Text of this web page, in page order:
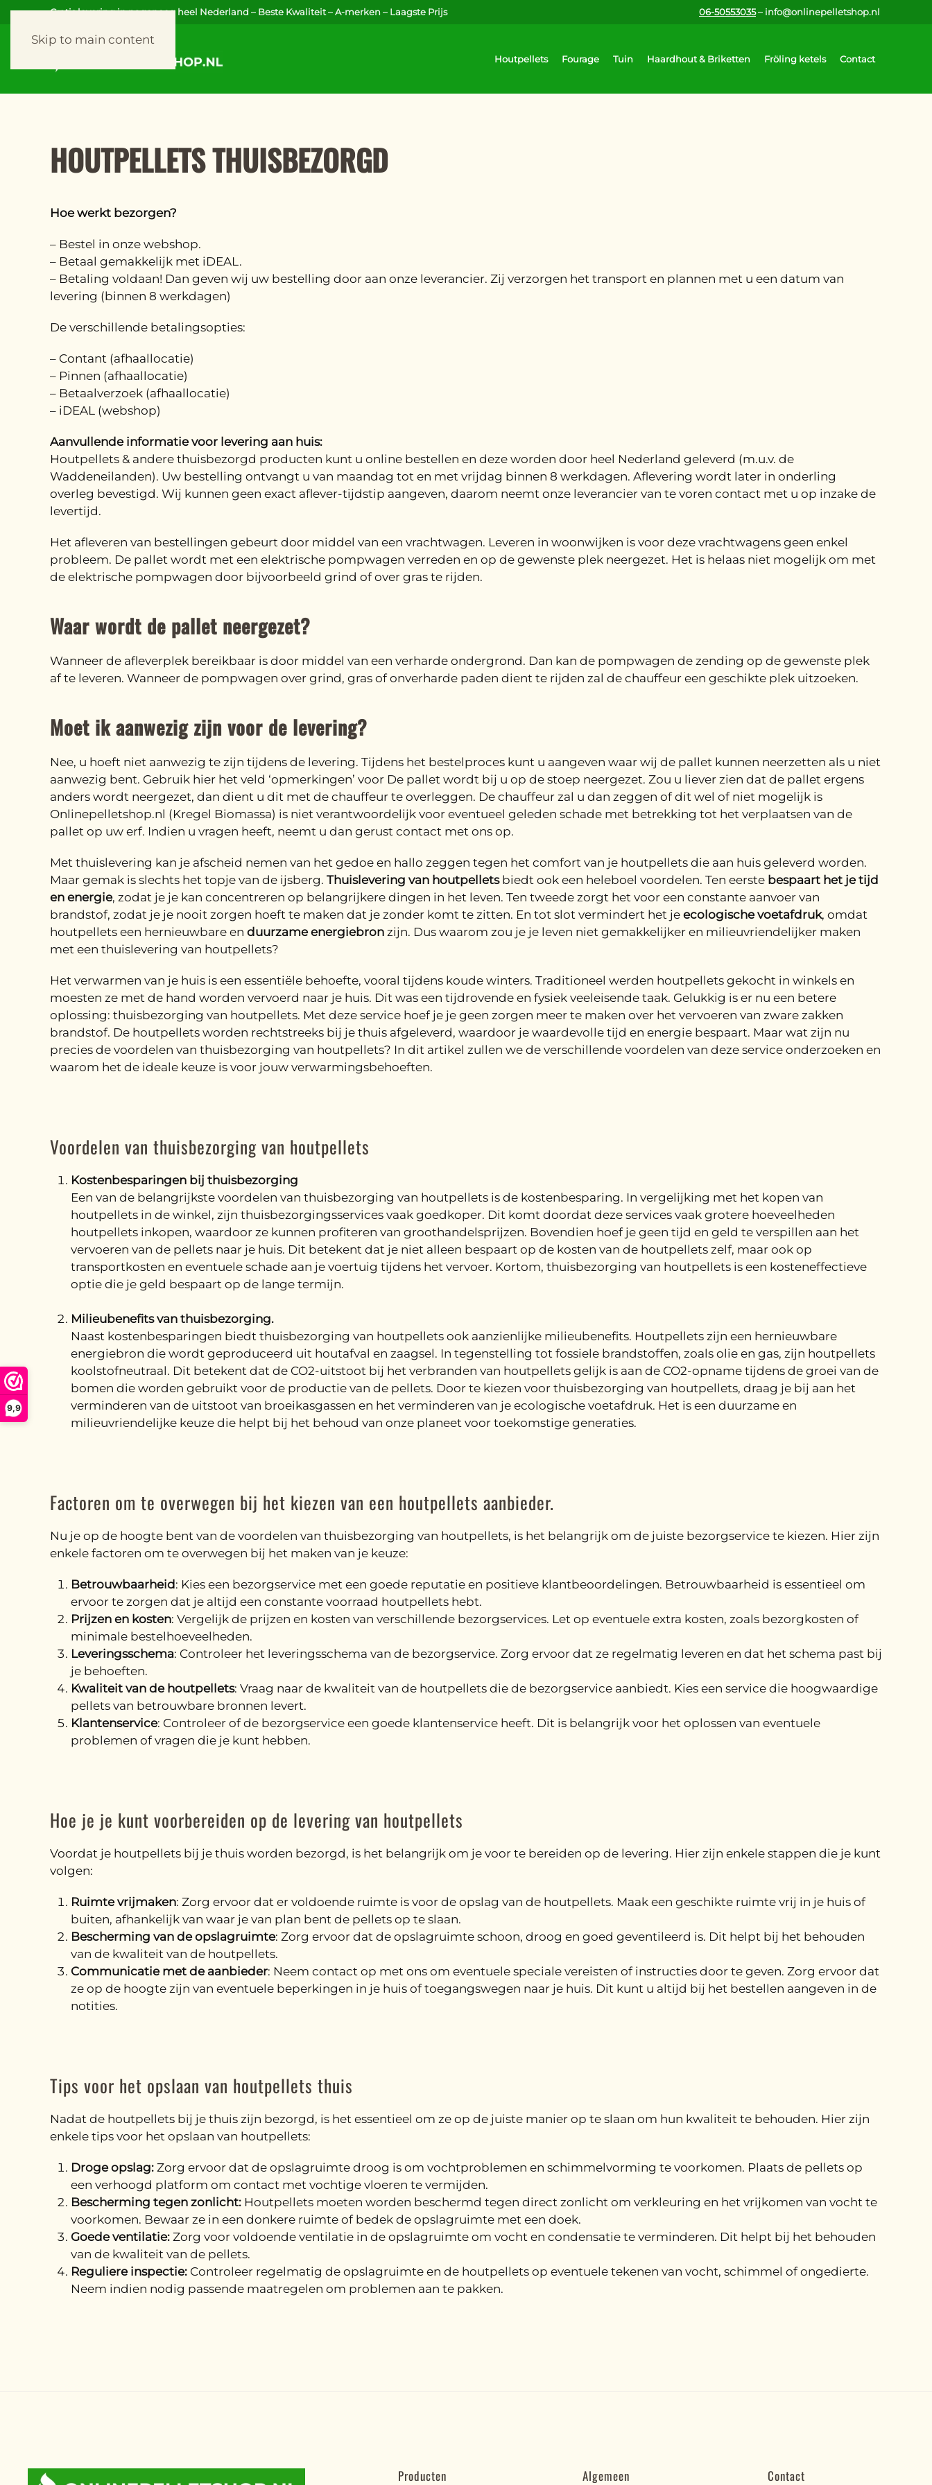
9,9
Skip to main content
Gratis levering in nagenoeg heel Nederland – Beste Kwaliteit – A-merken – Laagste Prijs 06-50553035– info@onlinepelletshop.nl
Houtpellets Fourage Tuin Haardhout & Briketten Fröling ketels Contact
HOUTPELLETS THUISBEZORGD
Hoe werkt bezorgen?
– Bestel in onze webshop.
– Betaal gemakkelijk met iDEAL.
– Betaling voldaan! Dan geven wij uw bestelling door aan onze leverancier. Zij verzorgen het transport en plannen met u een datum van
levering (binnen 8 werkdagen)
De verschillende betalingsopties:
– Contant (afhaallocatie)
– Pinnen (afhaallocatie)
– Betaalverzoek (afhaallocatie)
– iDEAL (webshop)
Aanvullende informatie voor levering aan huis:
Houtpellets & andere thuisbezorgd producten kunt u online bestellen en deze worden door heel Nederland geleverd (m.u.v. de
Waddeneilanden). Uw bestelling ontvangt u van maandag tot en met vrijdag binnen 8 werkdagen. Aflevering wordt later in onderling
overleg bevestigd. Wij kunnen geen exact aflever-tijdstip aangeven, daarom neemt onze leverancier van te voren contact met u op inzake de
levertijd.
Het afleveren van bestellingen gebeurt door middel van een vrachtwagen. Leveren in woonwijken is voor deze vrachtwagens geen enkel
probleem. De pallet wordt met een elektrische pompwagen verreden en op de gewenste plek neergezet. Het is helaas niet mogelijk om met
de elektrische pompwagen door bijvoorbeeld grind of over gras te rijden.
Waar wordt de pallet neergezet?
Wanneer de afleverplek bereikbaar is door middel van een verharde ondergrond. Dan kan de pompwagen de zending op de gewenste plek
af te leveren. Wanneer de pompwagen over grind, gras of onverharde paden dient te rijden zal de chauffeur een geschikte plek uitzoeken.
Moet ik aanwezig zijn voor de levering?
Nee, u hoeft niet aanwezig te zijn tijdens de levering. Tijdens het bestelproces kunt u aangeven waar wij de pallet kunnen neerzetten als u niet
aanwezig bent. Gebruik hier het veld ‘opmerkingen’ voor De pallet wordt bij u op de stoep neergezet. Zou u liever zien dat de pallet ergens
anders wordt neergezet, dan dient u dit met de chauffeur te overleggen. De chauffeur zal u dan zeggen of dit wel of niet mogelijk is
Onlinepelletshop.nl (Kregel Biomassa) is niet verantwoordelijk voor eventueel geleden schade met betrekking tot het verplaatsen van de
pallet op uw erf. Indien u vragen heeft, neemt u dan gerust contact met ons op.
Met thuislevering kan je afscheid nemen van het gedoe en hallo zeggen tegen het comfort van je houtpellets die aan huis geleverd worden.
Maar gemak is slechts het topje van de ijsberg. Thuislevering van houtpelletsbiedt ook een heleboel voordelen. Ten eerste bespaart het je tijd
en energie, zodat je je kan concentreren op belangrijkere dingen in het leven. Ten tweede zorgt het voor een constante aanvoer van
brandstof, zodat je je nooit zorgen hoeft te maken dat je zonder komt te zitten. En tot slot vermindert het je ecologische voetafdruk, omdat
houtpellets een hernieuwbare en duurzame energiebron zijn. Dus waarom zou je je leven niet gemakkelijker en milieuvriendelijker maken
met een thuislevering van houtpellets?
Het verwarmen van je huis is een essentiële behoefte, vooral tijdens koude winters. Traditioneel werden houtpellets gekocht in winkels en
moesten ze met de hand worden vervoerd naar je huis. Dit was een tijdrovende en fysiek veeleisende taak. Gelukkig is er nu een betere
oplossing: thuisbezorging van houtpellets. Met deze service hoef je je geen zorgen meer te maken over het vervoeren van zware zakken
brandstof. De houtpellets worden rechtstreeks bij je thuis afgeleverd, waardoor je waardevolle tijd en energie bespaart. Maar wat zijn nu
precies de voordelen van thuisbezorging van houtpellets? In dit artikel zullen we de verschillende voordelen van deze service onderzoeken en
waarom het de ideale keuze is voor jouw verwarmingsbehoeften.
Voordelen van thuisbezorging van houtpellets
Kostenbesparingen bij thuisbezorging
Een van de belangrijkste voordelen van thuisbezorging van houtpellets is de kostenbesparing. In vergelijking met het kopen van
houtpellets in de winkel, zijn thuisbezorgingsservices vaak goedkoper. Dit komt doordat deze services vaak grotere hoeveelheden
houtpellets inkopen, waardoor ze kunnen profiteren van groothandelsprijzen. Bovendien hoef je geen tijd en geld te verspillen aan het
vervoeren van de pellets naar je huis. Dit betekent dat je niet alleen bespaart op de kosten van de houtpellets zelf, maar ook op
transportkosten en eventuele schade aan je voertuig tijdens het vervoer. Kortom, thuisbezorging van houtpellets is een kosteneffectieve
optie die je geld bespaart op de lange termijn.
Milieubenefits van thuisbezorging.
Naast kostenbesparingen biedt thuisbezorging van houtpellets ook aanzienlijke milieubenefits. Houtpellets zijn een hernieuwbare
energiebron die wordt geproduceerd uit houtafval en zaagsel. In tegenstelling tot fossiele brandstoffen, zoals olie en gas, zijn houtpellets
koolstofneutraal. Dit betekent dat de CO2-uitstoot bij het verbranden van houtpellets gelijk is aan de CO2-opname tijdens de groei van de
bomen die worden gebruikt voor de productie van de pellets. Door te kiezen voor thuisbezorging van houtpellets, draag je bij aan het
verminderen van de uitstoot van broeikasgassen en het verminderen van je ecologische voetafdruk. Het is een duurzame en
milieuvriendelijke keuze die helpt bij het behoud van onze planeet voor toekomstige generaties.
Factoren om te overwegen bij het kiezen van een houtpellets aanbieder.
Nu je op de hoogte bent van de voordelen van thuisbezorging van houtpellets, is het belangrijk om de juiste bezorgservice te kiezen. Hier zijn
enkele factoren om te overwegen bij het maken van je keuze:
Betrouwbaarheid : Kies een bezorgservice met een goede reputatie en positieve klantbeoordelingen. Betrouwbaarheid is essentieel om
ervoor te zorgen dat je altijd een constante voorraad houtpellets hebt.
Prijzen en kosten: Vergelijk de prijzen en kosten van verschillende bezorgservices. Let op eventuele extra kosten, zoals bezorgkosten of
minimale bestelhoeveelheden.
Leveringsschema: Controleer het leveringsschema van de bezorgservice. Zorg ervoor dat ze regelmatig leveren en dat het schema past bij
je behoeften.
Kwaliteit van de houtpellets: Vraag naar de kwaliteit van de houtpellets die de bezorgservice aanbiedt. Kies een service die hoogwaardige
pellets van betrouwbare bronnen levert.
Klantenservice: Controleer of de bezorgservice een goede klantenservice heeft. Dit is belangrijk voor het oplossen van eventuele
problemen of vragen die je kunt hebben.
Hoe je je kunt voorbereiden op de levering van houtpellets
Voordat je houtpellets bij je thuis worden bezorgd, is het belangrijk om je voor te bereiden op de levering. Hier zijn enkele stappen die je kunt
volgen:
Ruimte vrijmaken: Zorg ervoor dat er voldoende ruimte is voor de opslag van de houtpellets. Maak een geschikte ruimte vrij in je huis of
buiten, afhankelijk van waar je van plan bent de pellets op te slaan.
Bescherming van de opslagruimte: Zorg ervoor dat de opslagruimte schoon, droog en goed geventileerd is. Dit helpt bij het behouden
van de kwaliteit van de houtpellets.
Communicatie met de aanbieder: Neem contact op met ons om eventuele speciale vereisten of instructies door te geven. Zorg ervoor dat
ze op de hoogte zijn van eventuele beperkingen in je huis of toegangswegen naar je huis. Dit kunt u altijd bij het bestellen aangeven in de
notities.
Tips voor het opslaan van houtpellets thuis
Nadat de houtpellets bij je thuis zijn bezorgd, is het essentieel om ze op de juiste manier op te slaan om hun kwaliteit te behouden. Hier zijn
enkele tips voor het opslaan van houtpellets:
Droge opslag: Zorg ervoor dat de opslagruimte droog is om vochtproblemen en schimmelvorming te voorkomen. Plaats de pellets op
een verhoogd platform om contact met vochtige vloeren te vermijden.
Bescherming tegen zonlicht: Houtpellets moeten worden beschermd tegen direct zonlicht om verkleuring en het vrijkomen van vocht te
voorkomen. Bewaar ze in een donkere ruimte of bedek de opslagruimte met een doek.
Goede ventilatie: Zorg voor voldoende ventilatie in de opslagruimte om vocht en condensatie te verminderen. Dit helpt bij het behouden
van de kwaliteit van de pellets.
Reguliere inspectie: Controleer regelmatig de opslagruimte en de houtpellets op eventuele tekenen van vocht, schimmel of ongedierte.
Neem indien nodig passende maatregelen om problemen aan te pakken.
Producten Algemeen Contact